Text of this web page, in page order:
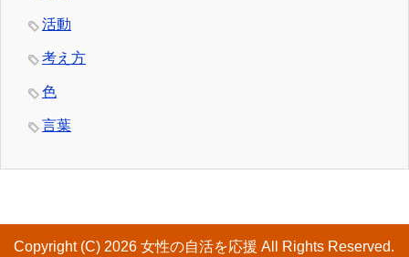
活動
考え方
色
言葉
Copyright (C) 2026 女性の自活を応援 All Rights Reserved.